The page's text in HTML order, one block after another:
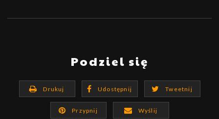
Podziel się
Drukuj Udostępnij Tweetnij
Przypnij Wyślij